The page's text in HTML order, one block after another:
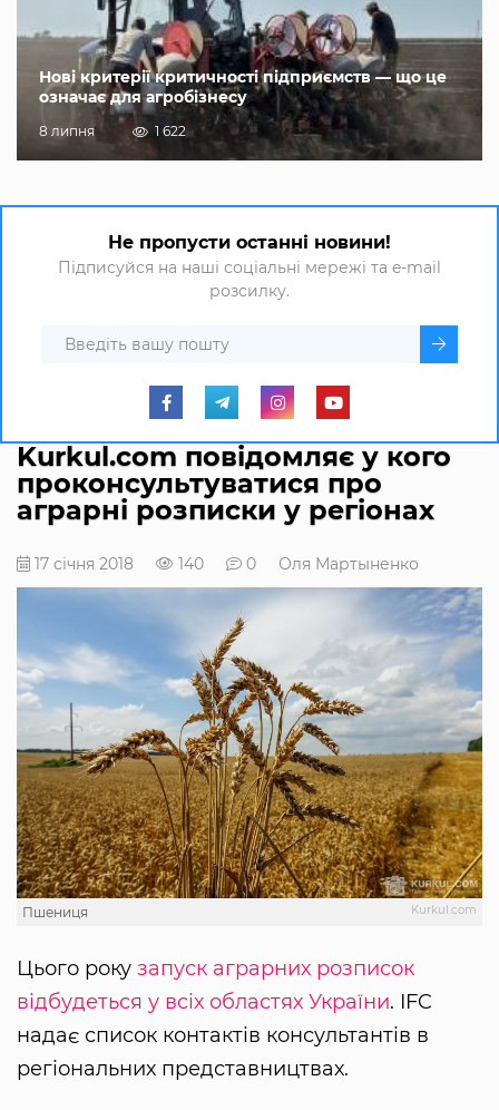
Нові критерії критичності підприємств — що це
означає для агробізнесу
8 липня 1 622
Не пропусти останні новини!
Підписуйся на наші соціальні мережі та e-mail
розсилку.
Kurkul.com повідомляє у кого
проконсультуватися про
аграрні розписки у регіонах
17 січня 2018 140 0 Оля Мартыненко
Kurkul.com
Пшениця
Цього року запуск аграрних розписок
відбудеться у всіх областях України. IFC
надає список контактів консультантів в
регіональних представництвах.